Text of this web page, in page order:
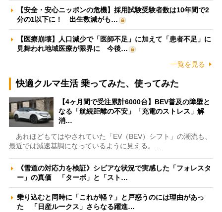
【安全・安心ニッポンの危機】採用試験受験者数は10年間で2
分の1以下に！ 出生数減がも…
【医療崩壊】人口減少で「医師不足」に加えて「患者不足」に
見舞われ地域医療が限界に 今後…
一覧を見る
快適クルマ生活 乗ってみた、使ってみた
【4ヶ月間で受注累計6000台】BEV普及の障壁と
なる「航続距離の不安」「充電のストレス」解
消…
あれほどもてはやされていた「EV（BEV）シフト」の潮流も、
最近では減速基調になっているように見える。…
《雪道の対応力を検証》シビアな状況で実感した「フォレスタ
ー」の真価 「ターボ」と「スト…
乗り込むと同時に「これが軽？」と戸惑うのには理由があっ
た 「日産ルークス」さらなる躍進…